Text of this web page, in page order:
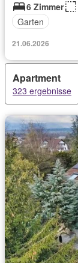
6 Zimmer
Garten
21.06.2026
Apartment
323 ergebnisse